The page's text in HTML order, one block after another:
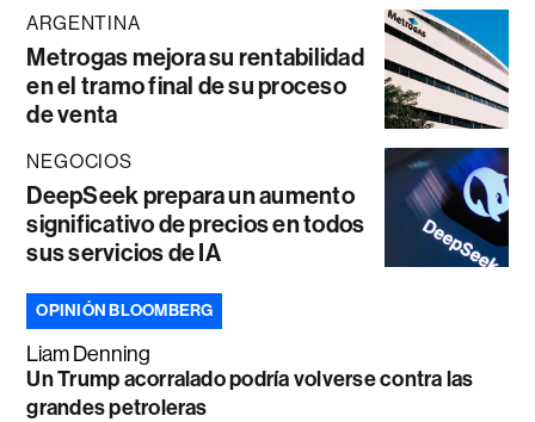
ARGENTINA
Metrogas mejora su rentabilidad
en el tramo final de su proceso
de venta
NEGOCIOS
DeepSeek prepara un aumento
significativo de precios en todos
sus servicios de IA
OPINIÓN BLOOMBERG
Liam Denning
Un Trump acorralado podría volverse contra las
grandes petroleras